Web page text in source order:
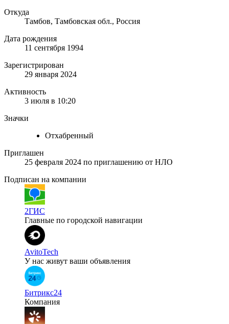
Откуда
Тамбов, Тамбовская обл., Россия
Дата рождения
11 сентября 1994
Зарегистрирован
29 января 2024
Активность
3 июля в 10:20
Значки
Отхабренный
Приглашен
25 февраля 2024 по приглашению от НЛО
Подписан на компании
2ГИС
Главные по городской навигации
AvitoTech
У нас живут ваши объявления
Битрикс24
Компания